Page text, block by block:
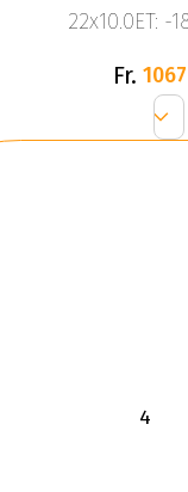
22x10.0ET: -
Fr.